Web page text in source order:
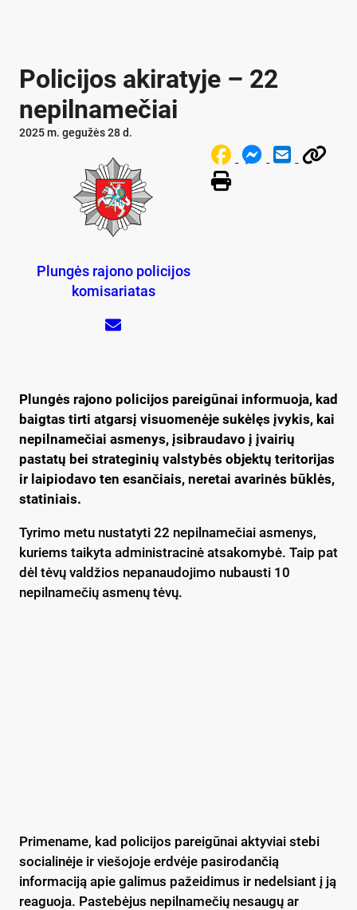
Policijos akiratyje – 22
nepilnamečiai
2025 m. gegužės 28 d.
Plungės rajono policijos
komisariatas
Plungės rajono policijos pareigūnai informuoja, kad
baigtas tirti atgarsį visuomenėje sukėlęs įvykis, kai
nepilnamečiai asmenys, įsibraudavo į įvairių
pastatų bei strateginių valstybės objektų teritorijas
ir laipiodavo ten esančiais, neretai avarinės būklės,
statiniais.
Tyrimo metu nustatyti 22 nepilnamečiai asmenys,
kuriems taikyta administracinė atsakomybė. Taip pat
dėl tėvų valdžios nepanaudojimo nubausti 10
nepilnamečių asmenų tėvų.
Primename, kad policijos pareigūnai aktyviai stebi
socialinėje ir viešojoje erdvėje pasirodančią
informaciją apie galimus pažeidimus ir nedelsiant į ją
reaguoja. Pastebėjus nepilnamečių nesaugų ar